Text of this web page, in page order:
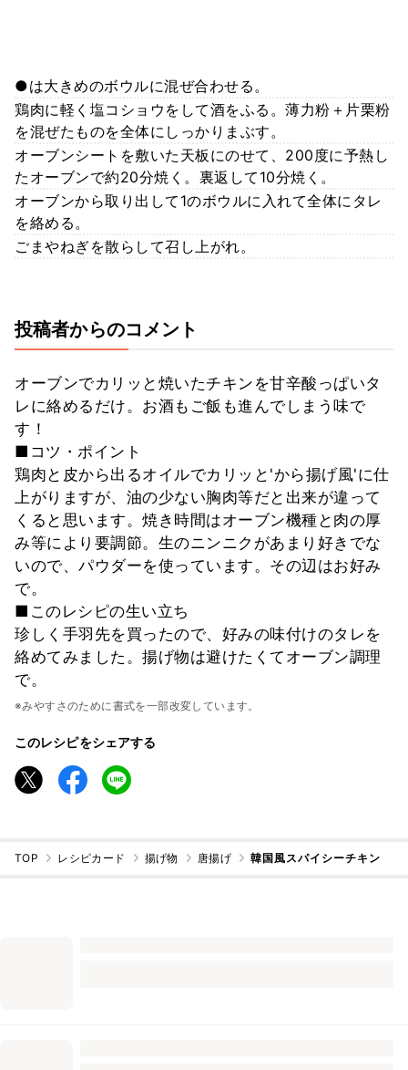
●は大きめのボウルに混ぜ合わせる。
鶏肉に軽く塩コショウをして酒をふる。薄力粉＋片栗粉
を混ぜたものを全体にしっかりまぶす。
オーブンシートを敷いた天板にのせて、200度に予熱し
たオーブンで約20分焼く。裏返して10分焼く。
オーブンから取り出して1のボウルに入れて全体にタレ
を絡める。
ごまやねぎを散らして召し上がれ。
投稿者からのコメント
オーブンでカリッと焼いたチキンを甘辛酸っぱいタ
レに絡めるだけ。お酒もご飯も進んでしまう味で
す！
■コツ・ポイント
鶏肉と皮から出るオイルでカリッと'から揚げ風'に仕
上がりますが、油の少ない胸肉等だと出来が違って
くると思います。焼き時間はオーブン機種と肉の厚
み等により要調節。生のニンニクがあまり好きでな
いので、パウダーを使っています。その辺はお好み
で。
■このレシピの生い立ち
珍しく手羽先を買ったので、好みの味付けのタレを
絡めてみました。揚げ物は避けたくてオーブン調理
で。
※みやすさのために書式を一部改変しています。
このレシピをシェアする
TOP レシピカード 揚げ物 唐揚げ 韓国風スパイシーチキン